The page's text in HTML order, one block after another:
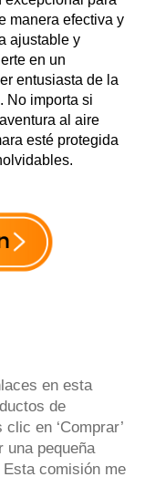
manera efectiva y
ajustable y
en un
entusiasta de la
No importa si
al aire
esté protegida
en esta
de
en ‘Comprar’
una pequeña
comisión me